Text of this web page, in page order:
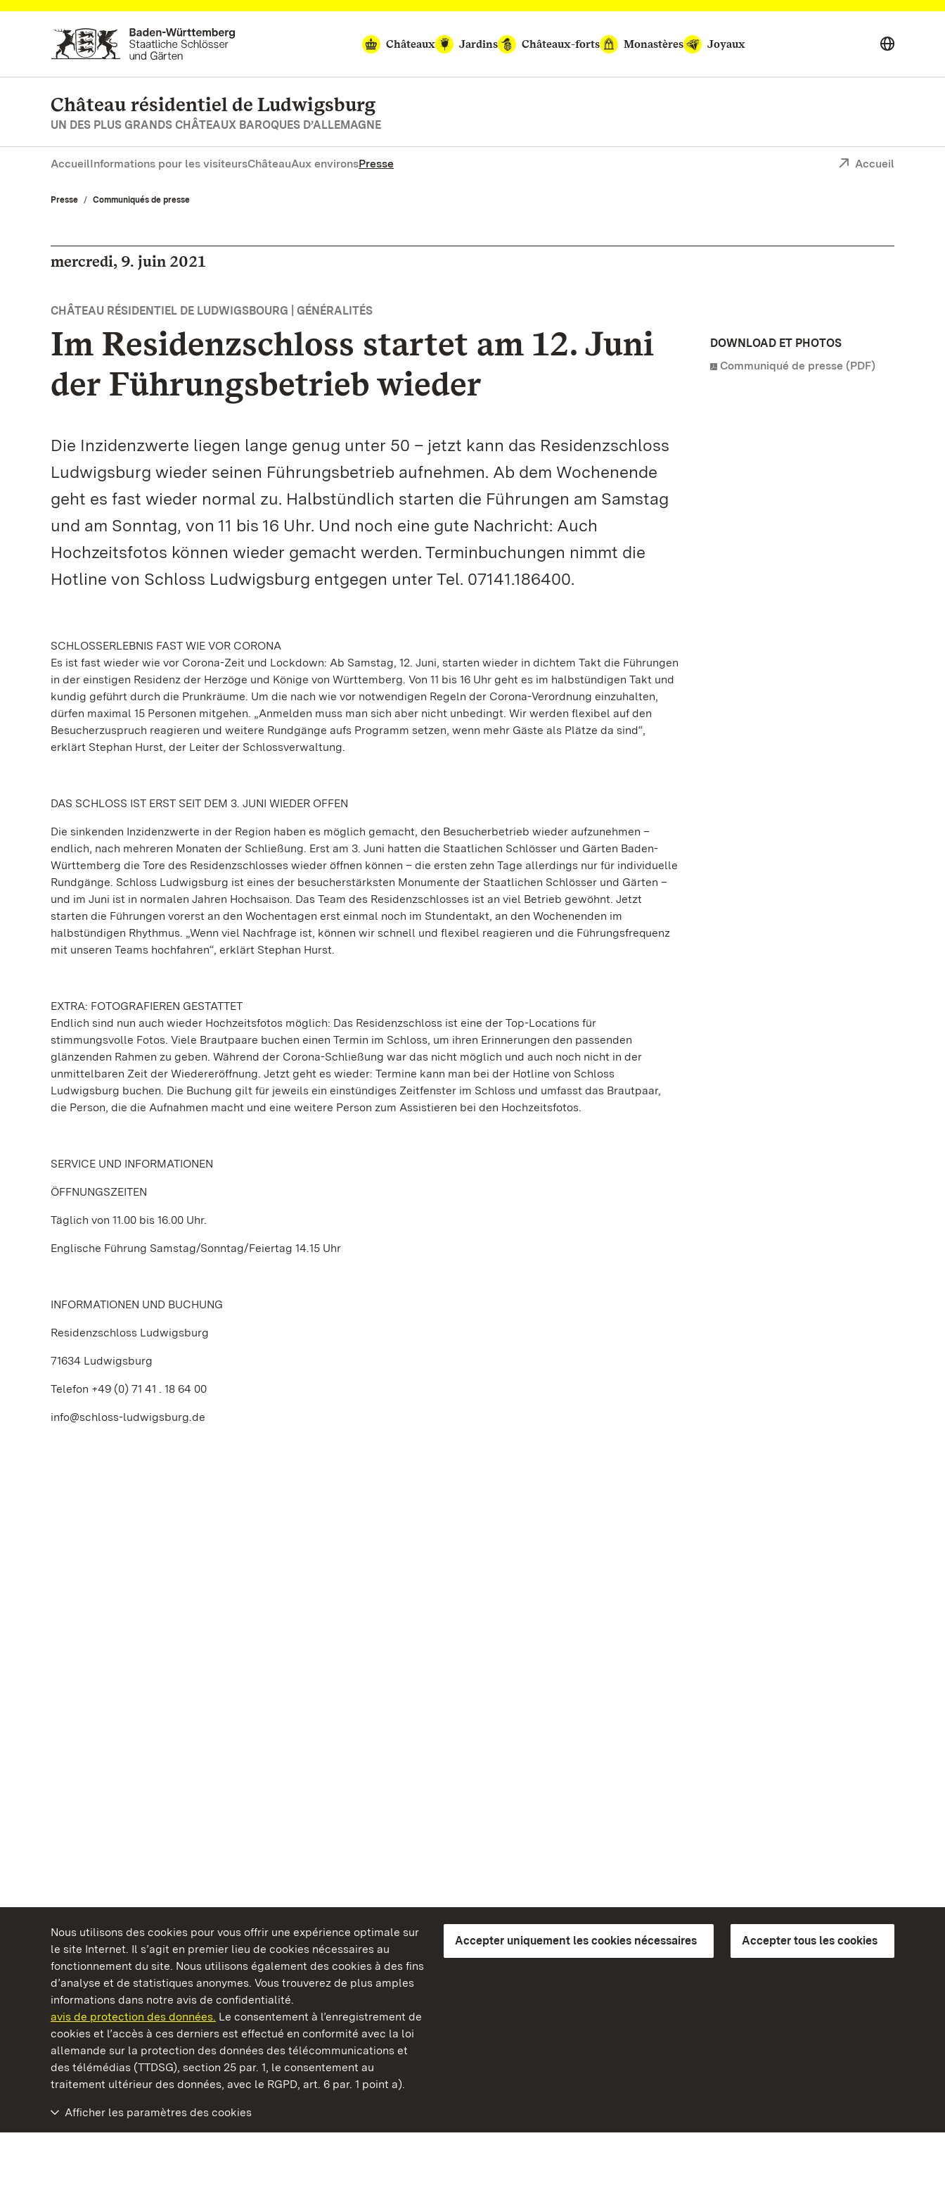
Nous utilisons des cookies pour vous offrir une expérience optimale sur
le site Internet. Il s’agit en premier lieu de cookies nécessaires au
fonctionnement du site. Nous utilisons également des cookies à des fins
d’analyse et de statistiques anonymes. Vous trouverez de plus amples
informations dans notre avis de confidentialité.
avis de protection des données. Le consentement à l’enregistrement de
cookies et l’accès à ces derniers est effectué en conformité avec la loi
allemande sur la protection des données des télécommunications et
des télémédias (TTDSG), section 25 par. 1, le consentement au
traitement ultérieur des données, avec le RGPD, art. 6 par. 1 point a).
Accepter uniquement les cookies nécessaires Accepter tous les cookies
Afficher les paramètres des cookies
Vers la page d’accueil
Châteaux
Jardins Châteaux-forts Monastères Joyaux
Château résidentiel de Ludwigsburg
UN DES PLUS GRANDS CHÂTEAUX BAROQUES D’ALLEMAGNE
AccueilInformations pour les visiteursChâteauAux environsPresse Accueil
Presse Communiqués de presse
mercredi, 9. juin 2021
CHÂTEAU RÉSIDENTIEL DE LUDWIGSBOURG | GÉNÉRALITÉS
Im Residenzschloss startet am 12. Juni
der Führungsbetrieb wieder
Die Inzidenzwerte liegen lange genug unter 50 – jetzt kann das Residenzschloss
Ludwigsburg wieder seinen Führungsbetrieb aufnehmen. Ab dem Wochenende
geht es fast wieder normal zu. Halbstündlich starten die Führungen am Samstag
und am Sonntag, von 11 bis 16 Uhr. Und noch eine gute Nachricht: Auch
Hochzeitsfotos können wieder gemacht werden. Terminbuchungen nimmt die
Hotline von Schloss Ludwigsburg entgegen unter Tel. 07141.186400.
SCHLOSSERLEBNIS FAST WIE VOR CORONA
Es ist fast wieder wie vor Corona-Zeit und Lockdown: Ab Samstag, 12. Juni, starten wieder in dichtem Takt die Führungen
in der einstigen Residenz der Herzöge und Könige von Württemberg. Von 11 bis 16 Uhr geht es im halbstündigen Takt und
kundig geführt durch die Prunkräume. Um die nach wie vor notwendigen Regeln der Corona-Verordnung einzuhalten,
dürfen maximal 15 Personen mitgehen. „Anmelden muss man sich aber nicht unbedingt. Wir werden flexibel auf den
Besucherzuspruch reagieren und weitere Rundgänge aufs Programm setzen, wenn mehr Gäste als Plätze da sind“,
erklärt Stephan Hurst, der Leiter der Schlossverwaltung.
DAS SCHLOSS IST ERST SEIT DEM 3. JUNI WIEDER OFFEN
Die sinkenden Inzidenzwerte in der Region haben es möglich gemacht, den Besucherbetrieb wieder aufzunehmen –
endlich, nach mehreren Monaten der Schließung. Erst am 3. Juni hatten die Staatlichen Schlösser und Gärten Baden-
Württemberg die Tore des Residenzschlosses wieder öffnen können – die ersten zehn Tage allerdings nur für individuelle
Rundgänge. Schloss Ludwigsburg ist eines der besucherstärksten Monumente der Staatlichen Schlösser und Gärten –
und im Juni ist in normalen Jahren Hochsaison. Das Team des Residenzschlosses ist an viel Betrieb gewöhnt. Jetzt
starten die Führungen vorerst an den Wochentagen erst einmal noch im Stundentakt, an den Wochenenden im
halbstündigen Rhythmus. „Wenn viel Nachfrage ist, können wir schnell und flexibel reagieren und die Führungsfrequenz
mit unseren Teams hochfahren“, erklärt Stephan Hurst.
EXTRA: FOTOGRAFIEREN GESTATTET
Endlich sind nun auch wieder Hochzeitsfotos möglich: Das Residenzschloss ist eine der Top-Locations für
stimmungsvolle Fotos. Viele Brautpaare buchen einen Termin im Schloss, um ihren Erinnerungen den passenden
glänzenden Rahmen zu geben. Während der Corona-Schließung war das nicht möglich und auch noch nicht in der
unmittelbaren Zeit der Wiedereröffnung. Jetzt geht es wieder: Termine kann man bei der Hotline von Schloss
Ludwigsburg buchen. Die Buchung gilt für jeweils ein einstündiges Zeitfenster im Schloss und umfasst das Brautpaar,
die Person, die die Aufnahmen macht und eine weitere Person zum Assistieren bei den Hochzeitsfotos.
SERVICE UND INFORMATIONEN
ÖFFNUNGSZEITEN
Täglich von 11.00 bis 16.00 Uhr.
Englische Führung Samstag/Sonntag/Feiertag 14.15 Uhr
INFORMATIONEN UND BUCHUNG
Residenzschloss Ludwigsburg
71634 Ludwigsburg
Telefon +49 (0) 71 41 . 18 64 00
info@schloss-ludwigsburg.de
DOWNLOAD ET PHOTOS
Communiqué de presse (PDF)
Châteaux et jardins publics du Bade-Wurtemberg
Château résidentiel de Ludwigsburg
Explications sur l’accessibilité